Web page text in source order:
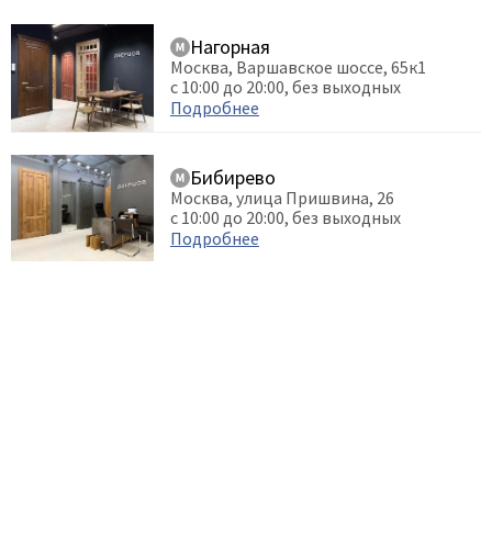
Нагорная
Москва, Варшавское шоссе, 65к1
с 10:00 до 20:00, без выходных
Подробнее
Бибирево
Москва, улица Пришвина, 26
с 10:00 до 20:00, без выходных
Подробнее